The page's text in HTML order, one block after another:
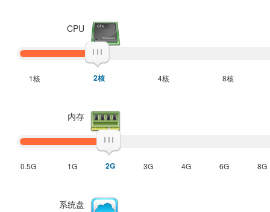
CPU
1核 2核 4核 8核
内存
0.5G 1G 2G 3G 4G 6G 8G
系统盘